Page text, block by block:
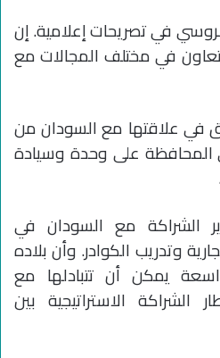
في تصريحات إعلامية. إن
في مختلف المجالات مع
في علاقتها مع السودان من
المحافظة على وحدة وسيادة
الشراكة مع السودان في
وتدريب الكوادر. وأن بلاده
يمكن أن تتبادلها مع
الاستراتيجية بين